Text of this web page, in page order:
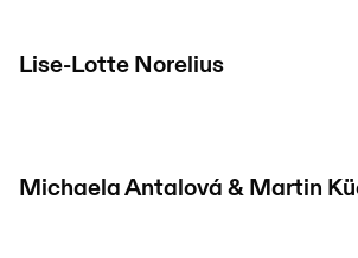
Lise-Lotte Norelius
Michaela Antalová & Martin